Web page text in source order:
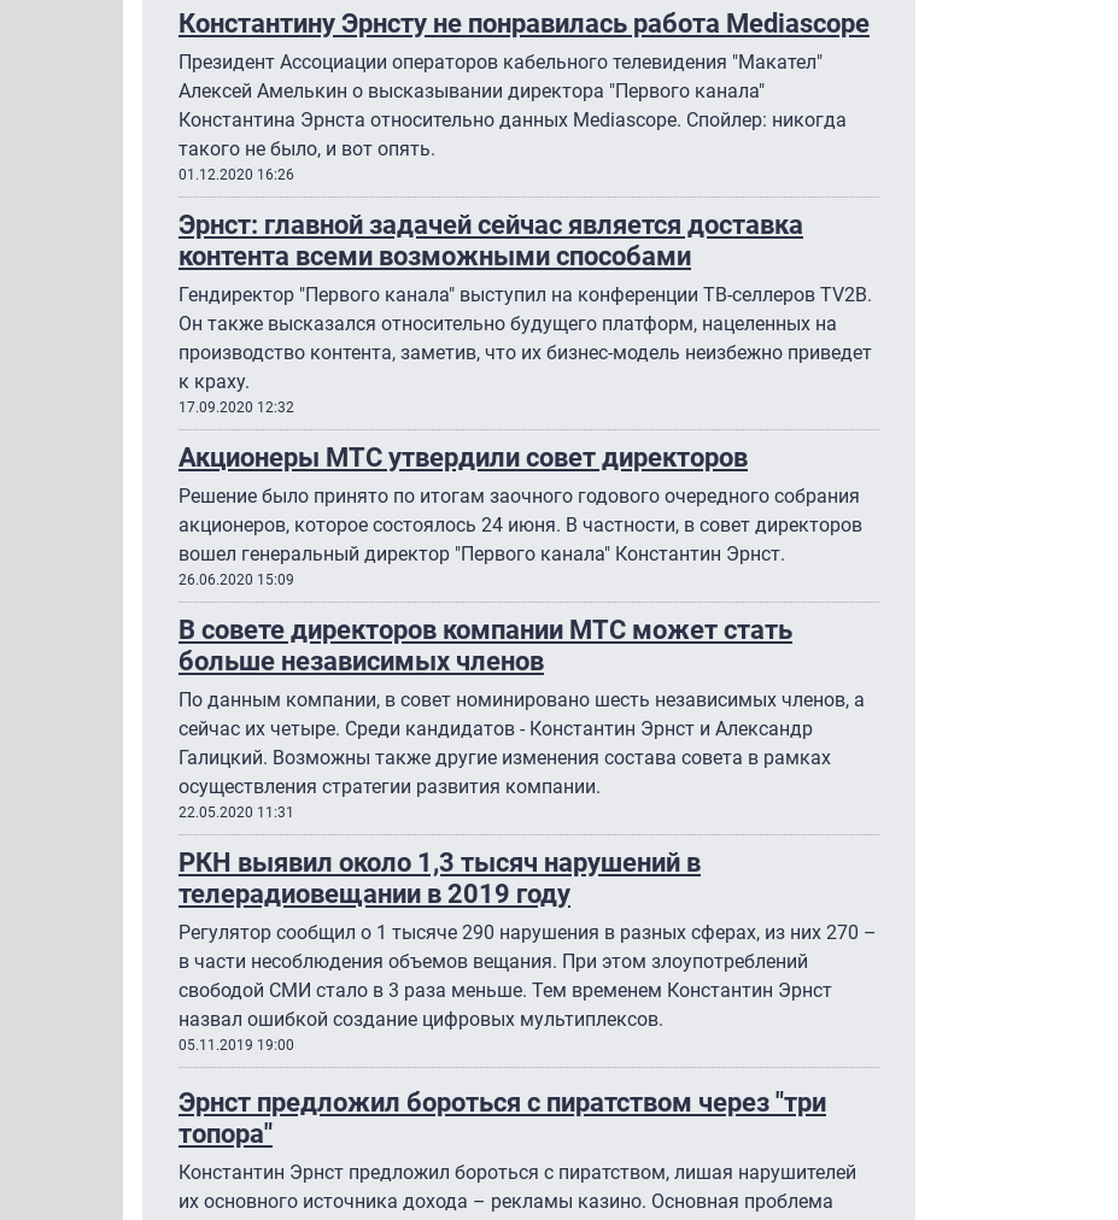
Константину Эрнсту не понравилась работа Mediascope
Президент Ассоциации операторов кабельного телевидения "Макател"
Алексей Амелькин о высказывании директора "Первого канала"
Константина Эрнста относительно данных Mediascope. Спойлер: никогда
такого не было, и вот опять.
01.12.2020 16:26
Эрнст: главной задачей сейчас является доставка
контента всеми возможными способами
Гендиректор "Первого канала" выступил на конференции ТВ-селлеров TV2B.
Он также высказался относительно будущего платформ, нацеленных на
производство контента, заметив, что их бизнес-модель неизбежно приведет
к краху.
17.09.2020 12:32
Акционеры МТС утвердили совет директоров
Решение было принято по итогам заочного годового очередного собрания
акционеров, которое состоялось 24 июня. В частности, в совет директоров
вошел генеральный директор "Первого канала" Константин Эрнст.
26.06.2020 15:09
В совете директоров компании МТС может стать
больше независимых членов
По данным компании, в совет номинировано шесть независимых членов, а
сейчас их четыре. Среди кандидатов - Константин Эрнст и Александр
Галицкий. Возможны также другие изменения состава совета в рамках
осуществления стратегии развития компании.
22.05.2020 11:31
РКН выявил около 1,3 тысяч нарушений в
телерадиовещании в 2019 году
Регулятор сообщил о 1 тысяче 290 нарушения в разных сферах, из них 270 –
в части несоблюдения объемов вещания. При этом злоупотреблений
свободой СМИ стало в 3 раза меньше. Тем временем Константин Эрнст
назвал ошибкой создание цифровых мультиплексов.
05.11.2019 19:00
Эрнст предложил бороться с пиратством через "три
топора"
Константин Эрнст предложил бороться с пиратством, лишая нарушителей
их основного источника дохода – рекламы казино. Основная проблема